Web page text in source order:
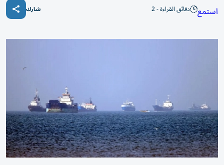
استمع دقائق القراءة - 2 شارك